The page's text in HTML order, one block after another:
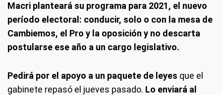
Macri planteará su programa para 2021, el nuevo
período electoral: conducir, solo o con la mesa de
Cambiemos, el Pro y la oposición y no descarta
postularse ese año a un cargo legislativo.
Pedirá por el apoyo a un paquete de leyes que el
gabinete repasó el jueves pasado. Lo enviará al